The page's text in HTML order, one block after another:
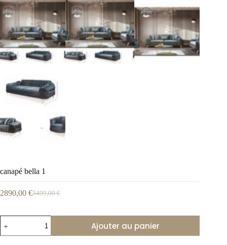
canapé bella 1
3499,00€
2890,00 €
Ajouter au panier